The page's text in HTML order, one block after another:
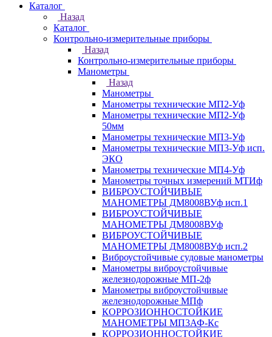
Каталог
Назад
Каталог
Контрольно-измерительные приборы
Назад
Контрольно-измерительные приборы
Манометры
Назад
Манометры
Манометры технические МП2-Уф
Манометры технические МП2-Уф
50мм
Манометры технические МП3-Уф
Манометры технические МП3-Уф исп.
ЭКО
Манометры технические МП4-Уф
Манометры точных измерений МТИф
ВИБРОУСТОЙЧИВЫЕ
МАНОМЕТРЫ ДМ8008ВУф исп.1
ВИБРОУСТОЙЧИВЫЕ
МАНОМЕТРЫ ДМ8008ВУф
ВИБРОУСТОЙЧИВЫЕ
МАНОМЕТРЫ ДМ8008ВУф исп.2
Виброустойчивые судовые манометры
Манометры виброустойчивые
железнодорожные МП-2ф
Манометры виброустойчивые
железнодорожные МПф
КОРРОЗИОННОСТОЙКИЕ
МАНОМЕТРЫ МП3АФ-Кс
КОРРОЗИОННОСТОЙКИЕ